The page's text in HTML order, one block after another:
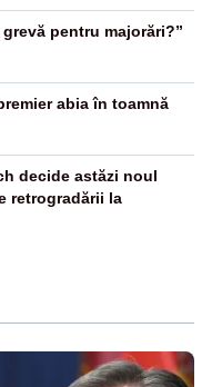
pentru majorări?”
abia în toamnă
decide astăzi noul
retrogradării la